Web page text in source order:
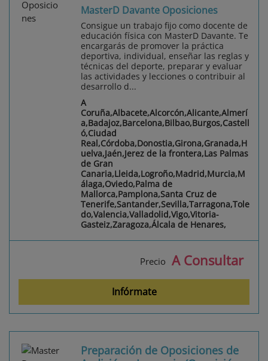
MasterD Davante Oposiciones
Consigue un trabajo fijo como docente de
educación física con MasterD Davante. Te
encargarás de promover la práctica
deportiva, individual, enseñar las reglas y
técnicas del deporte, preparar y evaluar
las actividades y lecciones o contribuir al
desarrollo d...
A
Coruña,Albacete,Alcorcón,Alicante,Almerí
a,Badajoz,Barcelona,Bilbao,Burgos,Castell
ó,Ciudad
Real,Córdoba,Donostia,Girona,Granada,H
uelva,Jaén,Jerez de la frontera,Las Palmas
de Gran
Canaria,Lleida,Logroño,Madrid,Murcia,M
álaga,Oviedo,Palma de
Mallorca,Pamplona,Santa Cruz de
Tenerife,Santander,Sevilla,Tarragona,Tole
do,Valencia,Valladolid,Vigo,Vitoria-
Gasteiz,Zaragoza,Álcala de Henares,
Precio A Consultar
Infórmate
Preparación de Oposiciones de